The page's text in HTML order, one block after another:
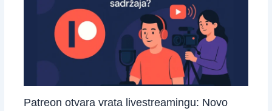
Patreon otvara vrata livestreamingu: Novo